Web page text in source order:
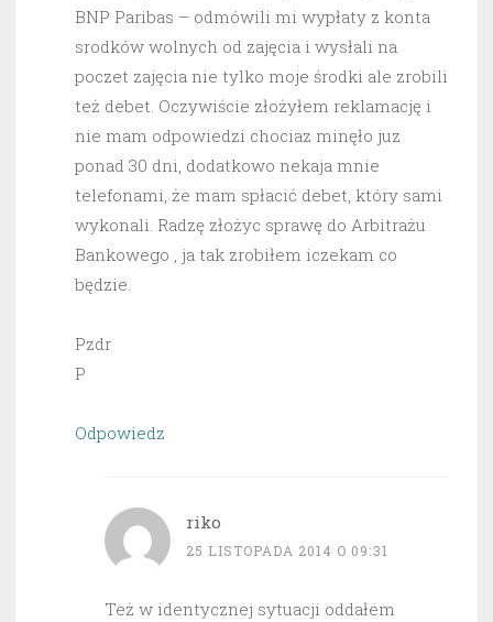
BNP Paribas – odmówili mi wypłaty z konta
srodków wolnych od zajęcia i wysłali na
poczet zajęcia nie tylko moje środki ale zrobili
też debet. Oczywiście złożyłem reklamację i
nie mam odpowiedzi chociaz minęło juz
ponad 30 dni, dodatkowo nekaja mnie
telefonami, że mam spłacić debet, który sami
wykonali. Radzę złożyc sprawę do Arbitrażu
Bankowego , ja tak zrobiłem iczekam co
będzie.
Pzdr
P
Odpowiedz
riko
25 LISTOPADA 2014 O 09:31
Też w identycznej sytuacji oddałem